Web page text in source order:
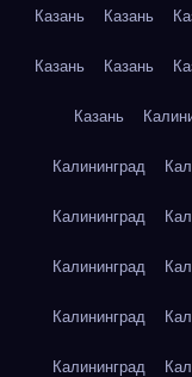
Казань Казань
Казань Казань
Казань
Калининград
Калининград
Калининград
Калининград
Калининград